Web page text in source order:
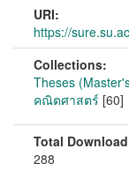
URI:
https://
Collections:
Theses
คณิตศาสตร์ [60]
Total
288